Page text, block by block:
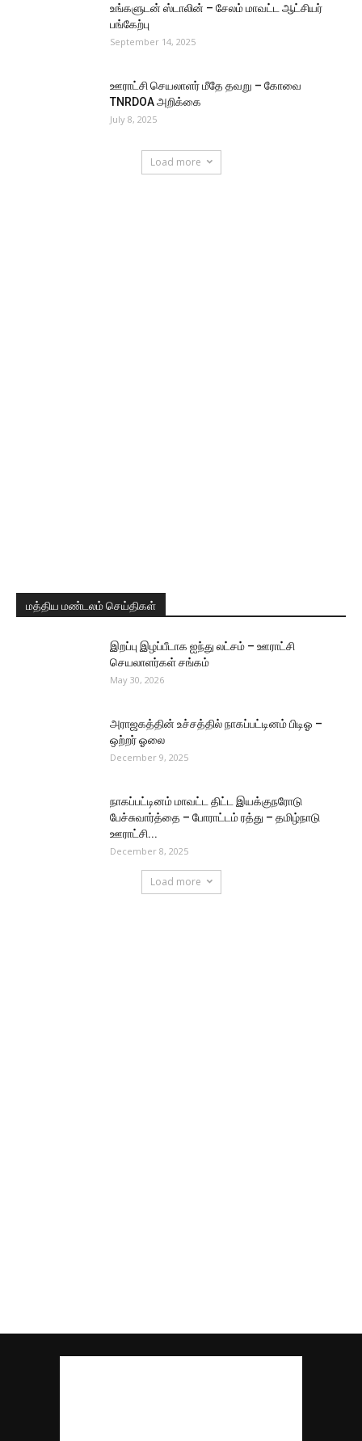
உங்களுடன் ஸ்டாலின் – சேலம் மாவட்ட ஆட்சியர்
பங்கேற்பு
September 14, 2025
ஊராட்சி செயலாளர் மீதே தவறு – கோவை
TNRDOA அறிக்கை
July 8, 2025
Load more
மத்திய மண்டலம் செய்திகள்
இறப்பு இழப்பீடாக ஐந்து லட்சம் – ஊராட்சி
செயலாளர்கள் சங்கம்
May 30, 2026
அராஜகத்தின் உச்சத்தில் நாகப்பட்டினம் பிடிஓ –
ஒற்றர் ஓலை
December 9, 2025
நாகப்பட்டினம் மாவட்ட திட்ட இயக்குநரோடு
பேச்சுவார்த்தை – போராட்டம் ரத்து – தமிழ்நாடு
ஊராட்சி...
December 8, 2025
Load more